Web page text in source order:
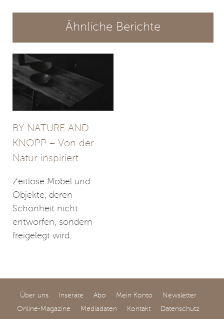
Ähnliche Berichte
BY NATURE AND
KNOPP – Von der
Natur inspiriert
Zeitlose Möbel und
Objekte, deren
Schönheit nicht
entworfen, sondern
freigelegt wird.
Über uns Inserate Abo Mein Konto
Newsletter
Online-Magazine
Mediadaten Kontakt Datenschutz